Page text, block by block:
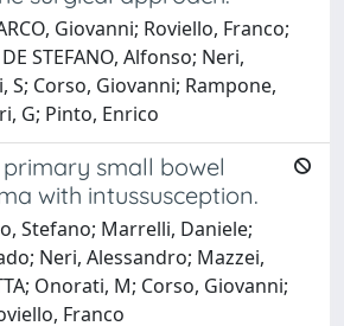
Giovanni; Roviello, Franco;
STEFANO, Alfonso; Neri,
S; Corso, Giovanni; Rampone,
G; Pinto, Enrico
small bowel
with intussusception.
Stefano; Marrelli, Daniele;
Neri, Alessandro; Mazzei,
Onorati, M; Corso, Giovanni;
Franco